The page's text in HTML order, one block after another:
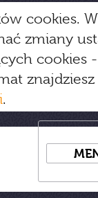
cookies.
zmiany
cookies
.